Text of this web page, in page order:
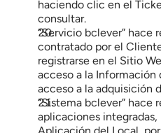
haciendo clic en el
consultar.
“Servicio bclever” hace
contratado por el
registrarse en el Sitio
acceso a la Información
acceso a la adquisición
“Sistema bclever”
aplicaciones